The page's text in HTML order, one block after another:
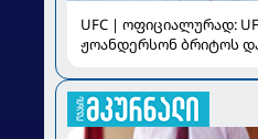
UFC | ოფიციალურად:
ჟოანდერსონ ბრიტოს